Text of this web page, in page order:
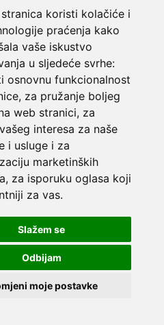
koristi kolačiće i
praćenja kako
vaše iskustvo
u sljedeće svrhe:
osnovnu funkcionalnost
, za pružanje boljeg
web stranici, za
interesa za naše
i usluge i za
marketinških
, za isporuku oglasa koji
za vas.
Slažem se
Odbijam
moje postavke
za novac
Dopi grupa d.o.o.